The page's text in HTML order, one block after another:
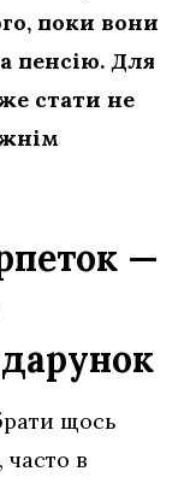
поки вони
пенсію. Для
стати не
—
щось
в